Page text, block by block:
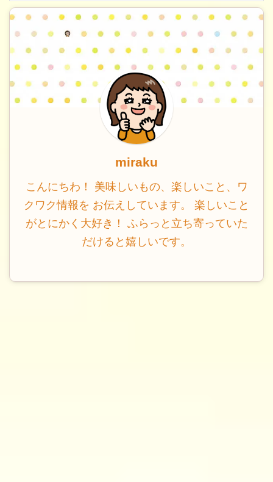
miraku
こんにちわ！ 美味しいもの、楽しいこと、ワ
クワク情報を お伝えしています。 楽しいこと
がとにかく大好き！ ふらっと立ち寄っていた
だけると嬉しいです。